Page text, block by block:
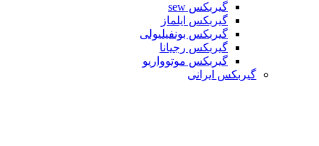
گیربکس sew
گیربکس ایلماز
گیربکس بونفیلیولی
گیربکس رجیانا
گیربکس موتوواریو
گیربکس ایرانی